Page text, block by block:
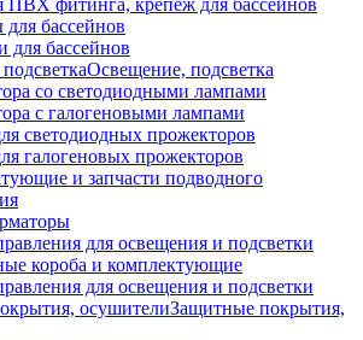
ПВХ фитинга, крепёж для бассейнов
бассейнов
для бассейнов
Освещение, подсветка
со светодиодными лампами
с галогеновыми лампами
светодиодных прожекторов
галогеновых прожекторов
и запчасти подводного
для освещения и подсветки
короба и комплектующие
для освещения и подсветки
Защитные покрытия,